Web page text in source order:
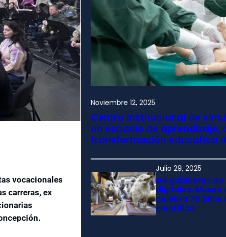
vocacionales
carreras, ex
Noviembre 12, 2025
Centro institucional de
un espacio de aprendizaje,
transformación educativa
Julio 29, 2025
De gabinetes
digitales: Museo
celebra 70 años
científica